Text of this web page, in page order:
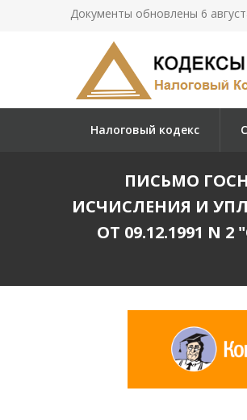
Документы обновлены 6
Налоговый кодекс
ПИСЬМО
ИСЧИСЛЕНИЯ И
ОТ 09.12.1991